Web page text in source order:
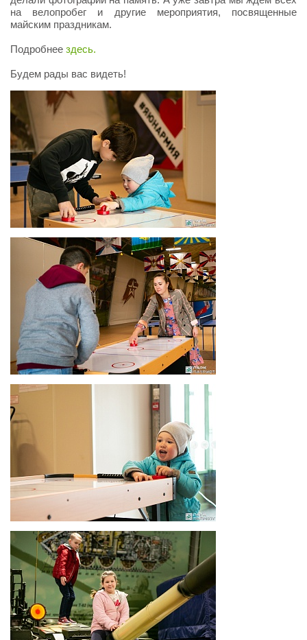
на велопробег и другие мероприятия, посвященные
майским праздникам.
Подробнее здесь.
Будем рады вас видеть!